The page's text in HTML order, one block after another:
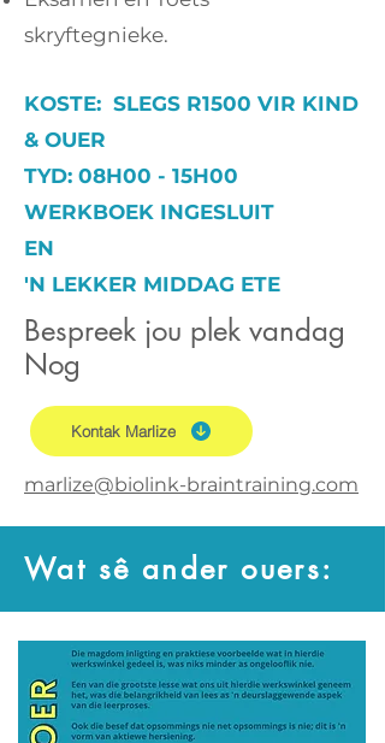
skryftegnieke.
KOSTE: SLEGS R1500 VIR KIND
& OUER
TYD: 08H00 - 15H00
WERKBOEK INGESLUIT
EN
'N LEKKER MIDDAG ETE
Bespreek jou plek vandag
Nog
Kontak Marlize
marlize@biolink-braintraining.com
Wat sê ander ouers: